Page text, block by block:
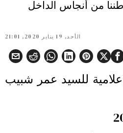
من أنجاس الداخل
الأحد, 19 يناير 2020, 21:01
للسيد عمر شبيب